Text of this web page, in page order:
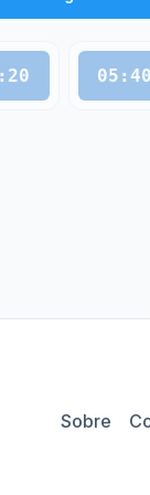
05:40
Sobre